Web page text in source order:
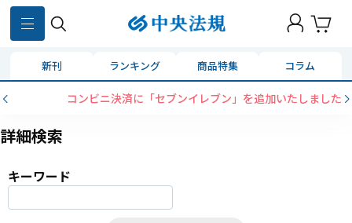
新刊 ランキング 商品特集 コラム
コンビニ決済に「セブンイレブン」を追加いたしました
詳細検索
キーワード
859